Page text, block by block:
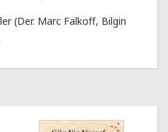
(Der. Marc Falkoff, Bilgin